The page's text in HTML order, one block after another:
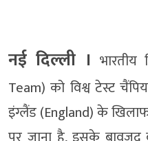
नई दिल्ली ।
Team) को विश्व टेस्ट
इंग्लैंड (England) के